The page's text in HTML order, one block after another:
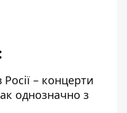
– концерти
однозначно з